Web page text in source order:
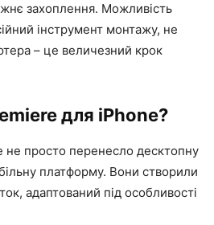
захоплення. Можливість
інструмент монтажу, не
– це величезний крок
для iPhone?
не просто перенесло десктопну
платформу. Вони створили
адаптований під особливості